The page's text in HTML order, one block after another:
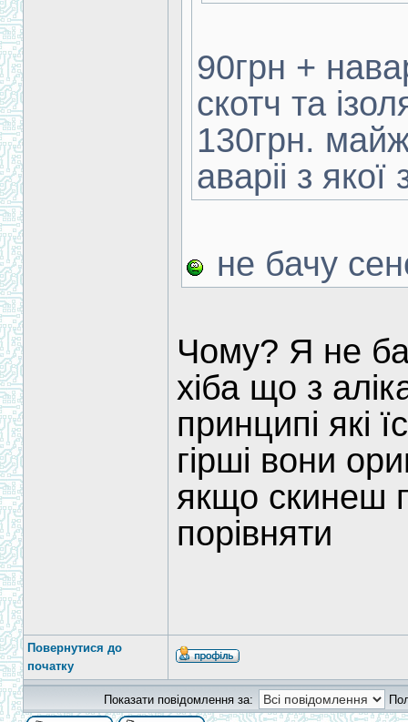
90грн +
скотч та
130грн.
аваріі з якої
не бачу
Чому? Я не
хіба що з
принципі які
гірші вони
якщо скинеш
порівняти
Повернутися до
початку
Показати повідомлення за: